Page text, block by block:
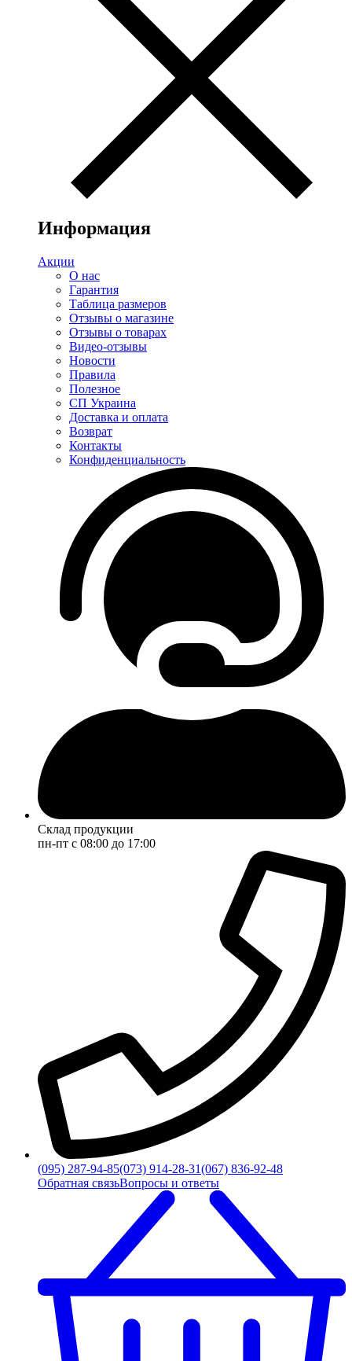
Информация
Акции
О нас
Гарантия
Таблица размеров
Отзывы о магазине
Отзывы о товарах
Видео-отзывы
Новости
Правила
Полезное
СП Украина
Доставка и оплата
Возврат
Контакты
Конфиденциальность
Склад продукции
пн-пт с 08:00 до 17:00
(095) 287-94-85(073) 914-28-31(067) 836-92-48
Обратная связьВопросы и ответы